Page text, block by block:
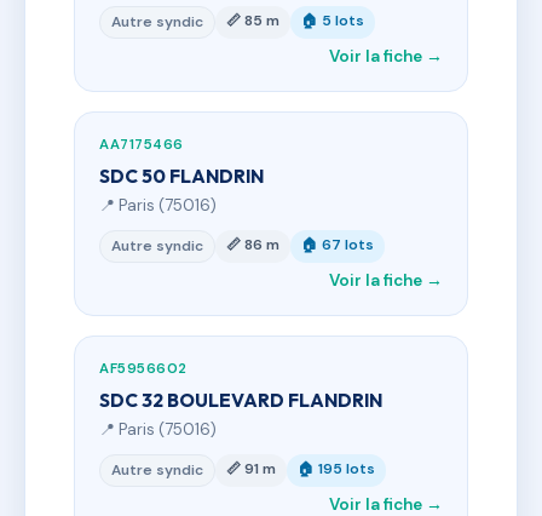
Autre syndic 📏 85 m 🏠 5 lots
Voir la fiche →
AA7175466
SDC 50 FLANDRIN
📍 Paris (75016)
Autre syndic 📏 86 m 🏠 67 lots
Voir la fiche →
AF5956602
SDC 32 BOULEVARD FLANDRIN
📍 Paris (75016)
Autre syndic 📏 91 m 🏠 195 lots
Voir la fiche →